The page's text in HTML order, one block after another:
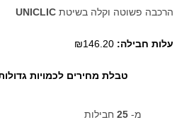
הרכבה פשוטה וקלה בשיטתUNICLIC
עלות חבילה:₪146.20
טבלת מחירים לכמויות
מ-25 חבילות